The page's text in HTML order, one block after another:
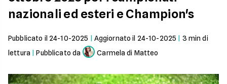
nazionali ed esteri e Champion's
Pubblicato il 24-10-2025 Aggiornato il 24-10-2025 3 min di
lettura |Pubblicato da Carmela di Matteo